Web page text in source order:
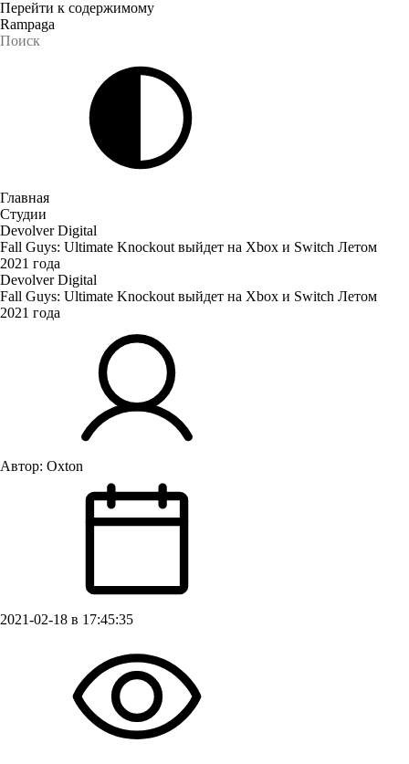
Перейти к содержимому
Rampaga
Главная
Студии
Devolver Digital
Fall Guys: Ultimate Knockout выйдет на Xbox и Switch Летом
2021 года
Devolver Digital
Fall Guys: Ultimate Knockout выйдет на Xbox и Switch Летом
2021 года
Автор: Oxton
2021-02-18 в 17:45:35